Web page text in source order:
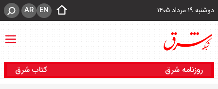
دوشنبه ۱۹ مرداد ۱۴۰۵ EN
AR
روزنامه شرق کتاب شرق